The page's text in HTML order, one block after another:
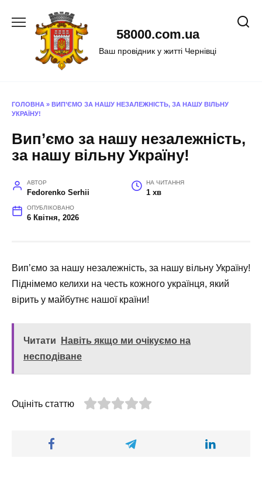
58000.com.ua
Ваш провідник у житті Чернівці
ГОЛОВНА » ВИП’ЄМО ЗА НАШУ НЕЗАЛЕЖНІСТЬ, ЗА НАШУ ВІЛЬНУ
УКРАЇНУ!
Вип’ємо за нашу незалежність,
за нашу вільну Україну!
АВТОР
Fedorenko Serhii
НА ЧИТАННЯ
1 хв
ОПУБЛІКОВАНО
6 Квітня, 2026
Вип’ємо за нашу незалежність, за нашу вільну Україну!
Піднімемо келихи на честь кожного українця, який
вірить у майбутнє нашої країни!
Читати
Навіть якщо ми очікуємо на
несподіване
Оцініть статтю